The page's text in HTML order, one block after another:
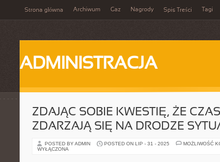
Strona główna Archiwum Gaz Nagrody Spis Treści Tagi
ADMINISTRACJA
ZDAJĄC SOBIE KWESTIĘ, ŻE
ZDARZAJĄ SIĘ NA DRODZE
POSTED BY ADMIN POSTED ON LIP - 31 - 2025
MOŻLIWOŚĆ
WYŁĄCZONA